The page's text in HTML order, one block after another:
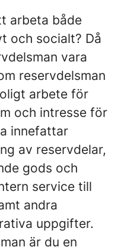
arbeta både
och socialt? Då
vara
reservdelsman
arbete för
och intresse för
innefattar
av reservdelar,
gods och
service till
andra
uppgifter.
är du en